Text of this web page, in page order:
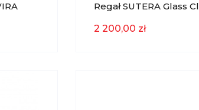
Regał SUTERA Glass
Living
2 200,00 zł